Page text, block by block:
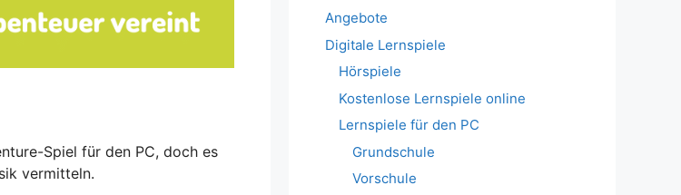
Spiel für den PC, doch es
vermitteln.
Angebote
Digitale Lernspiele
Hörspiele
Kostenlose Lernspiele online
Lernspiele für den PC
Grundschule
Vorschule